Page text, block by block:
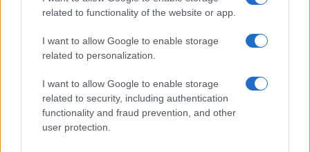
related to functionality of the website or app.
I want to allow Google to enable storage
related to personalization.
I want to allow Google to enable storage
related to security, including authentication
functionality and fraud prevention, and other
user protection.
gasolina y el diésel
Lucía Herrera · 7 Ago 2026